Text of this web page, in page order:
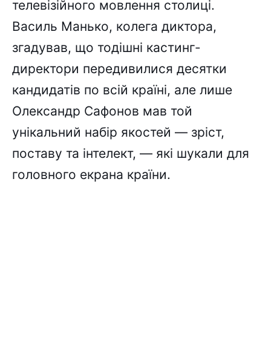
телевізійного мовлення столиці.
Василь Манько, колега диктора,
згадував, що тодішні кастинг-
директори передивилися десятки
кандидатів по всій країні, але лише
Олександр Сафонов мав той
унікальний набір якостей — зріст,
поставу та інтелект, — які шукали для
головного екрана країни.